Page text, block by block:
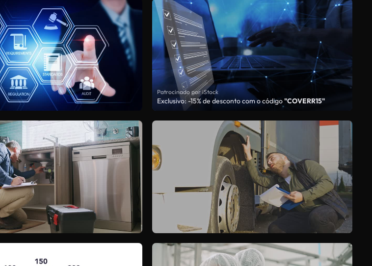
Patrocinado por iStock
Exclusivo: -15% de desconto com o código"COVERR15"